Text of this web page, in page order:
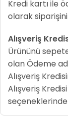
Kredi kartı ile
olarak
Alışveriş
Ürününü
olan Ödeme
Alışveriş
Alışveriş